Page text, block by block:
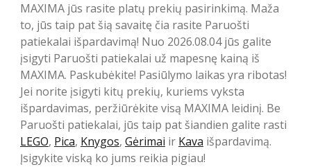
MAXIMA jūs rasite platų prekių pasirinkimą. Maža
to, jūs taip pat šią savaitę čia rasite Paruošti
patiekalai išpardavimą! Nuo 2026.08.04 jūs galite
įsigyti Paruošti patiekalai už mapesnę kainą iš
MAXIMA. Paskubėkite! Pasiūlymo laikas yra ribotas!
Jei norite įsigyti kitų prekių, kuriems vyksta
išpardavimas, peržiūrėkite visą MAXIMA leidinį. Be
Paruošti patiekalai, jūs taip pat šiandien galite rasti
LEGO, Pica, Knygos, Gėrimai ir Kava išpardavimą.
Įsigykite viską ko jums reikia pigiau!